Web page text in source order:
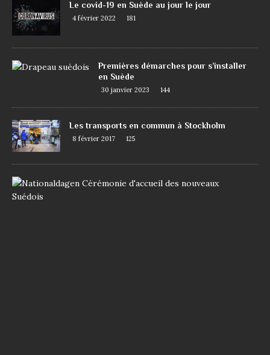
Le covid-19 en Suède au jour le jour
4 février 2022 181
Premières démarches pour s’installer
en Suède
30 janvier 2023 144
Les transports en commun à Stockholm
8 février 2017 125